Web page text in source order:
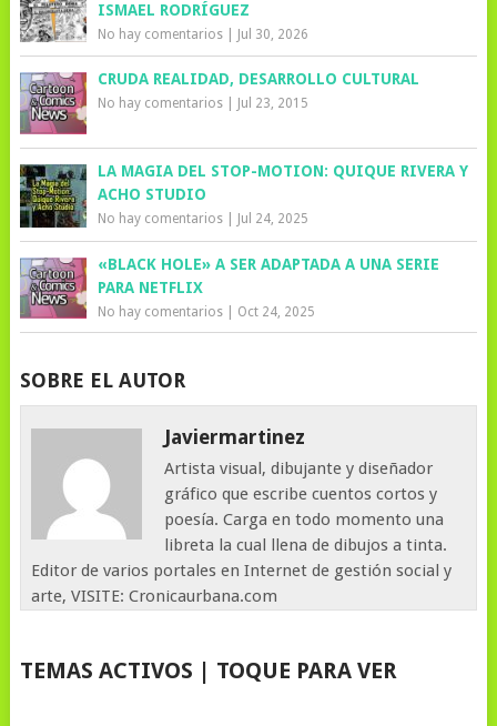
ISMAEL RODRÍGUEZ
No hay comentarios| Jul 30, 2026
CRUDA REALIDAD, DESARROLLO CULTURAL
No hay comentarios| Jul 23, 2015
LA MAGIA DEL STOP-MOTION: QUIQUE RIVERA Y
ACHO STUDIO
No hay comentarios| Jul 24, 2025
«BLACK HOLE» A SER ADAPTADA A UNA SERIE
PARA NETFLIX
No hay comentarios| Oct 24, 2025
SOBRE EL AUTOR
Javiermartinez
Artista visual, dibujante y diseñador
gráfico que escribe cuentos cortos y
poesía. Carga en todo momento una
libreta la cual llena de dibujos a tinta.
Editor de varios portales en Internet de gestión social y
arte, VISITE: Cronicaurbana.com
TEMAS ACTIVOS | TOQUE PARA VER